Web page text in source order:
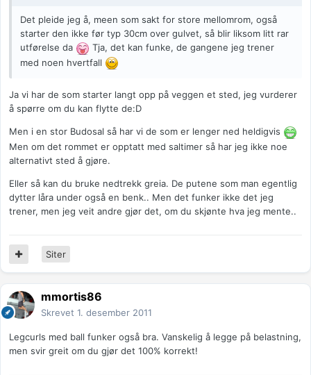
Det pleide jeg å, meen som sakt for store mellomrom, også
starter den ikke før typ 30cm over gulvet, så blir liksom litt rar
utførelse da
Tja, det kan funke, de gangene jeg trener
med noen hvertfall
Ja vi har de som starter langt opp på veggen et sted, jeg vurderer
å spørre om du kan flytte de:D
Men i en stor Budosal så har vi de som er lenger ned heldigvis
Men om det rommet er opptatt med saltimer så har jeg ikke noe
alternativt sted å gjøre.
Eller så kan du bruke nedtrekk greia. De putene som man egentlig
dytter låra under også en benk.. Men det funker ikke det jeg
trener, men jeg veit andre gjør det, om du skjønte hva jeg mente..
Siter
mmortis86
Skrevet 1. desember 2011
Legcurls med ball funker også bra. Vanskelig å legge på belastning,
men svir greit om du gjør det 100% korrekt!